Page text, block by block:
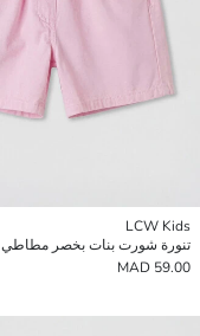
LCW Kids
تنورة شورت بنات بخصر مطاطي
59.00 MAD